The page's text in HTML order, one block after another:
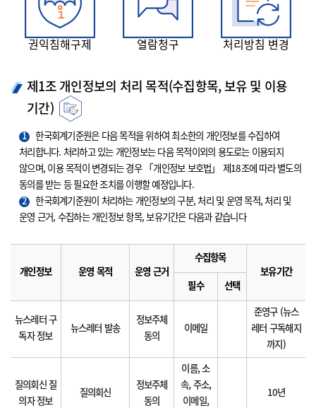
권익침해구제 열람청구 처리방침 변경
제1조 개인정보의 처리 목적(수집항목, 보유 및 이용
기간)
1
한국회계기준원은 다음 목적을 위하여 최소한의 개인정보를 수집하여
처리합니다. 처리하고 있는 개인정보는 다음 목적이외의 용도로는 이용되지
않으며, 이용 목적이 변경되는 경우 「개인정보 보호법」 제18조에 따라 별도의
동의를 받는 등 필요한 조치를 이행할 예정입니다.
2
한국회계기준원이 처리하는 개인정보의 구분, 처리 및 운영 목적, 처리 및
운영 근거, 수집하는 개인정보 항목, 보유기간은 다음과 같습니다
개인정보 운영 목적 운영 근거
수집항목
보유기간
필수
선택
뉴스레터 구
독자 정보
뉴스레터 발송
정보주체
동의
이메일
준영구 (뉴스
레터 구독해지
까지)
질의회신 질
의자 정보
질의회신
정보주체
동의
이름, 소
속, 주소,
이메일,
10년